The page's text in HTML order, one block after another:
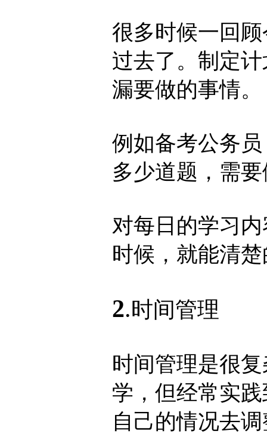
很多时候一回
过去了。制定
漏要做的事情。
例如备考公务
多少道题，需
对每日的学习
时候，就能清
2.时间管理
时间管理是很
学，但经常实
自己的情况去